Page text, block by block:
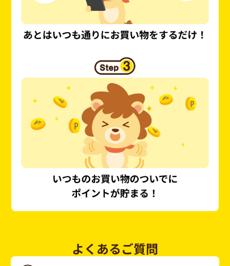
よくあるご質問